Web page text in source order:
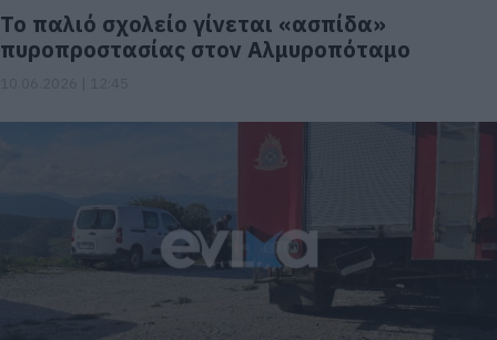
Το παλιό σχολείο γίνεται «ασπίδα»
πυροπροστασίας στον Αλμυροπόταμο